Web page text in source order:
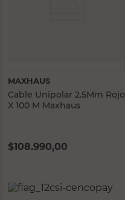
MAXHAUS
Cable Unipolar 2.5Mm Rojo
X 100 M Maxhaus
$108.990,00